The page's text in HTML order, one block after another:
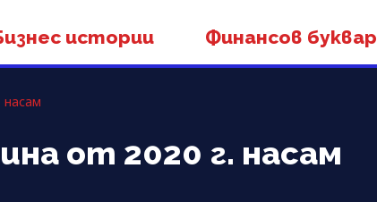
истории Финансов буквар
насам
от 2020 г. насам